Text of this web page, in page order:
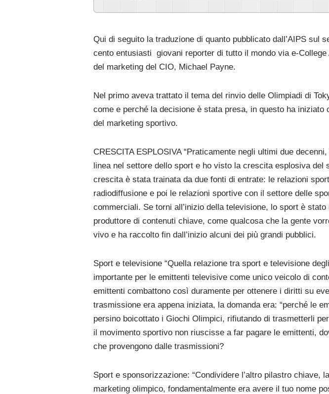
Qui di seguito la traduzione di quanto pubblicato dall’AIPS sul
cento entusiasti giovani reporter di tutto il mondo via e-College
del marketing del CIO, Michael Payne.
Nel primo aveva trattato il tema del rinvio delle Olimpiadi di
come e perché la decisione è stata presa, in questo ha iniziato
del marketing sportivo.
CRESCITA ESPLOSIVA “Praticamente negli ultimi due
linea nel settore dello sport e ho visto la crescita esplosiva del
crescita è stata trainata da due fonti di entrate: le relazioni
radiodiffusione e poi le relazioni sportive con il settore delle
commerciali. Se torni all’inizio della televisione, lo sport è
produttore di contenuti chiave, come qualcosa che la gente
vivo e ha raccolto fin dall’inizio alcuni dei più grandi pubblici.
Sport e televisione “Quella relazione tra sport e televisione
importante per le emittenti televisive come unico veicolo di
emittenti combattono così duramente per ottenere i diritti su
trasmissione era appena iniziata, la domanda era: “perché le
persino boicottato i Giochi Olimpici, rifiutando di trasmetterli
il movimento sportivo non riuscisse a far pagare le emittenti,
che provengono dalle trasmissioni?
Sport e sponsorizzazione: “Condividere l’altro pilastro
marketing olimpico, fondamentalmente era avere il tuo nome